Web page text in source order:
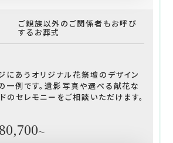
ご親族以外のご関係者もお呼び
するお葬式
にあうオリジナル花祭壇のデザイン
一例です。遺影写真や選べる献花な
のセレモニーをご相談いただけます。
～